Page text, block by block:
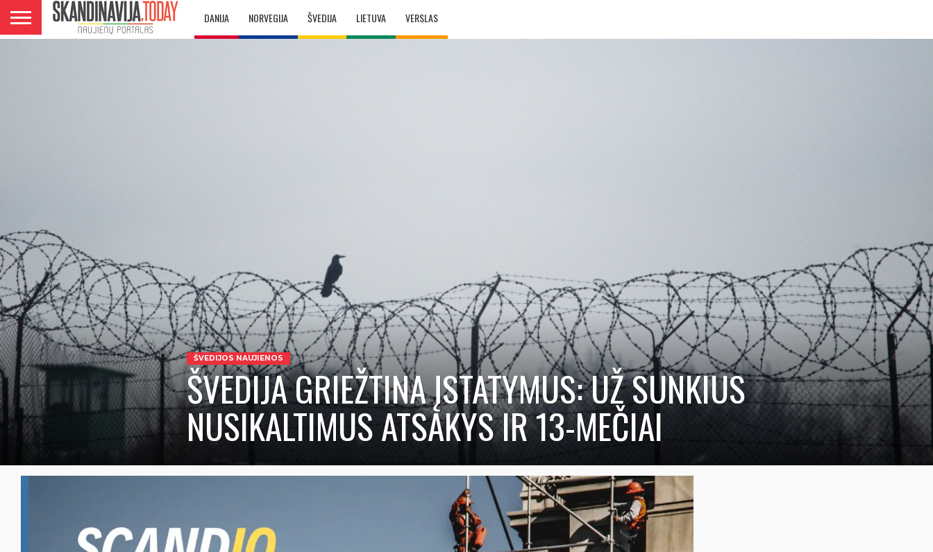
DANIJA NORVEGIJA ŠVEDIJA LIETUVA VERSLAS
ŠVEDIJOS NAUJIENOS
ŠVEDIJA GRIEŽTINA ĮSTATYMUS: UŽ SUNKIUS
NUSIKALTIMUS ATSAKYS IR 13-MEČIAI